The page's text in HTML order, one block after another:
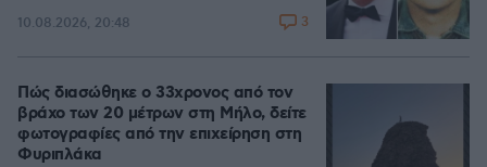
10.08.2026, 20:48 3
Πώς διασώθηκε ο 33χρονος από τον
βράχο των 20 μέτρων στη Μήλο, δείτε
φωτογραφίες από την επιχείρηση στη
Φυριπλάκα